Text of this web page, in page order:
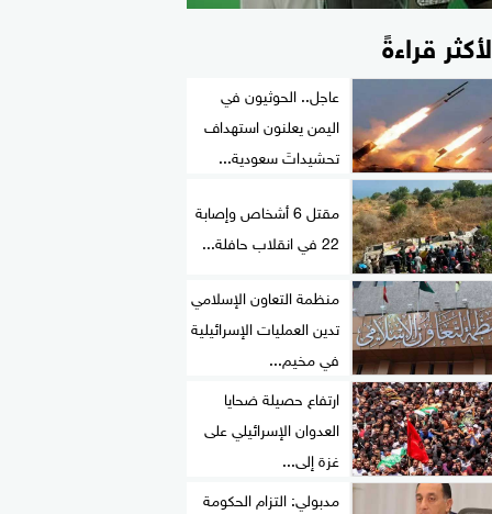
قراءةً
عاجل.. الحوثيون في
اليمن يعلنون استهداف
تحشيداتَ سعودية...
مقتل 6 أشخاص وإصابة
22 في انقلاب حافلة...
منظمة التعاون الإسلامي
تدين العمليات الإسرائيلية
في مخيم...
ارتفاع حصيلة ضحايا
العدوان الإسرائيلي على
غزة إلى...
مدبولي: التزام الحكومة